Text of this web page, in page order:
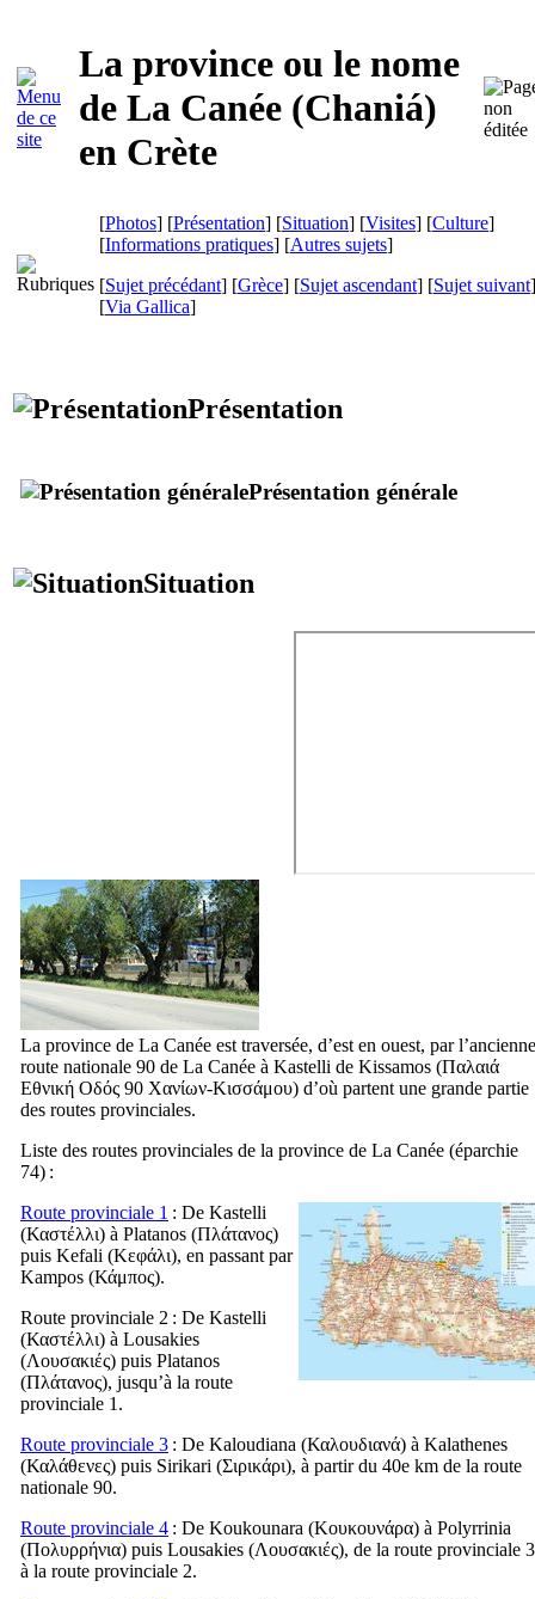
La province ou le nome
de La Canée (Chaniá)
en Crète
[Photos] [Présentation] [Situation] [Visites] [Culture]
[Informations pratiques] [Autres sujets]
[Sujet précédant] [Grèce] [Sujet ascendant] [Sujet suivant]
[Via Gallica]
Présentation
Présentation générale
Situation
La province de La Canée est traversée, d’est en ouest, par l’ancienne
route nationale 90 de La Canée à Kastelli de Kissamos (Παλαιά
Εθνική Οδός 90 Χανίων-Κισσάμου) d’où partent une grande partie
des routes provinciales.
Liste des routes provinciales de la province de La Canée (éparchie
74) :
Route provinciale 1 : De Kastelli
(Καστέλλι) à Platanos (Πλάτανος)
puis Kefali (Κεφάλι), en passant par
Kampos (Κάμπος).
Route provinciale 2 : De Kastelli
(Καστέλλι) à Lousakies
(Λουσακιές) puis Platanos
(Πλάτανος), jusqu’à la route
provinciale 1.
Route provinciale 3 : De Kaloudiana (Καλουδιανά) à Kalathenes
(Καλάθενες) puis Sirikari (Σιρικάρι), à partir du 40e km de la route
nationale 90.
Route provinciale 4 : De Koukounara (Κουκουνάρα) à Polyrrinia
(Πολυρρήνια) puis Lousakies (Λουσακιές), de la route provinciale 3
à la route provinciale 2.